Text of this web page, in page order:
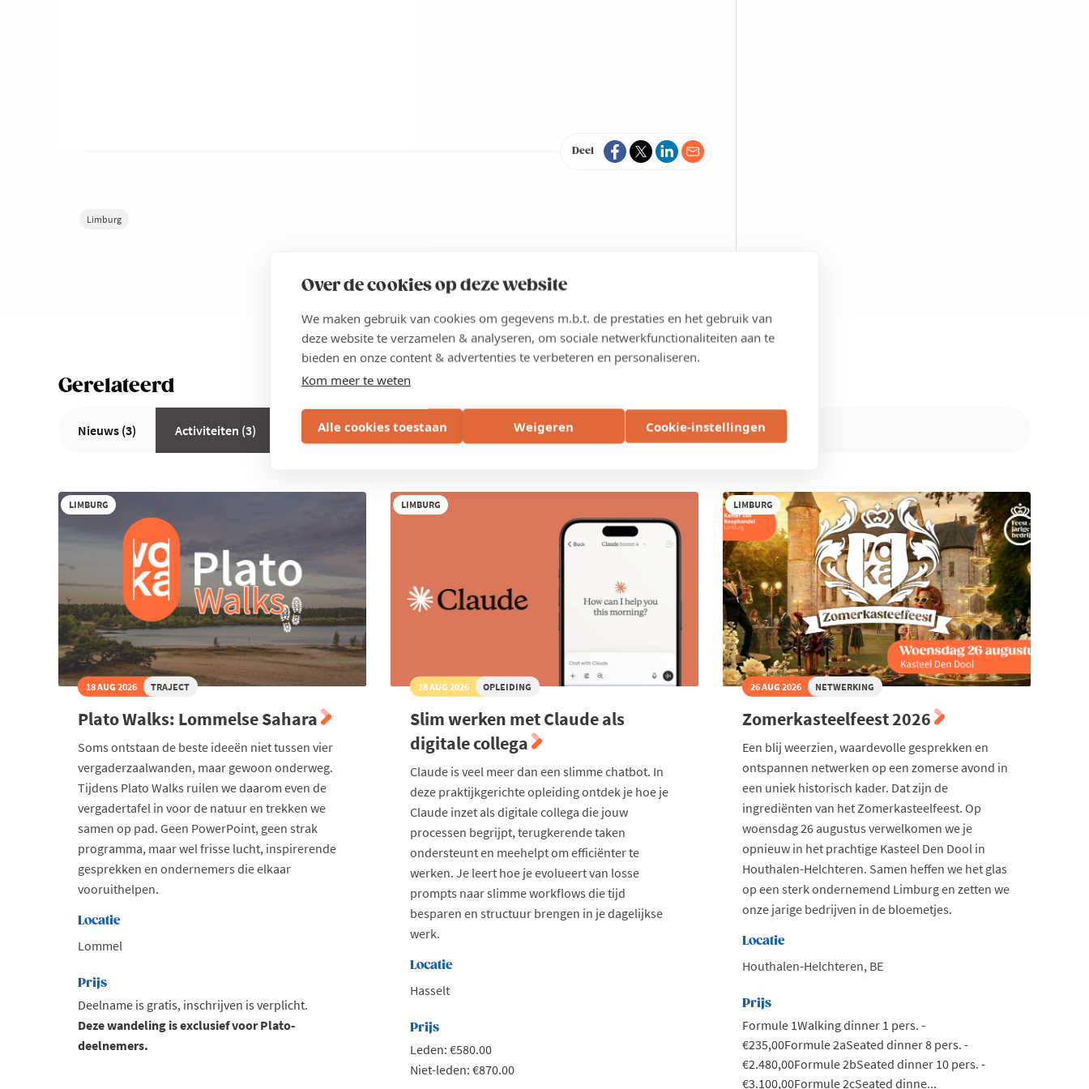
Over de cookies op deze website
We maken gebruik van cookies om gegevens m.b.t. de prestaties en het gebruik van
deze website te verzamelen & analyseren, om sociale netwerkfunctionaliteiten aan te
bieden en onze content & advertenties te verbeteren en personaliseren.
Kom meer te weten
Alle cookies toestaan Weigeren Cookie-instellingen
Deel
Limburg
Gerelateerd
Nieuws (3) Activiteiten (3)
LIMBURG
18 AUG 2026 TRAJECT
Plato Walks: Lommelse Sahara
Soms ontstaan de beste ideeën niet tussen vier
vergaderzaalwanden, maar gewoon onderweg.
Tijdens Plato Walks ruilen we daarom even de
vergadertafel in voor de natuur en trekken we
samen op pad. Geen PowerPoint, geen strak
programma, maar wel frisse lucht, inspirerende
gesprekken en ondernemers die elkaar
vooruithelpen.
Locatie
Lommel
Prijs
Deelname is gratis, inschrijven is verplicht.
Deze wandeling is exclusief voor Plato-
deelnemers.
LIMBURG
18 AUG 2026 OPLEIDING
Slim werken met Claude als
digitale collega
Claude is veel meer dan een slimme chatbot. In
deze praktijkgerichte opleiding ontdek je hoe je
Claude inzet als digitale collega die jouw
processen begrijpt, terugkerende taken
ondersteunt en meehelpt om efficiënter te
werken. Je leert hoe je evolueert van losse
prompts naar slimme workflows die tijd
besparen en structuur brengen in je dagelijkse
werk.
Locatie
Hasselt
Prijs
Leden: €580.00
Niet-leden: €870.00
LIMBURG
26 AUG 2026 NETWERKING
Zomerkasteelfeest 2026
Een blij weerzien, waardevolle gesprekken en
ontspannen netwerken op een zomerse avond in
een uniek historisch kader. Dat zijn de
ingrediënten van het Zomerkasteelfeest. Op
woensdag 26 augustus verwelkomen we je
opnieuw in het prachtige Kasteel Den Dool in
Houthalen-Helchteren. Samen heffen we het glas
op een sterk ondernemend Limburg en zetten we
onze jarige bedrijven in de bloemetjes.
Locatie
Houthalen-Helchteren, BE
Prijs
Formule 1Walking dinner 1 pers. -
€235,00Formule 2aSeated dinner 8 pers. -
€2.480,00Formule 2bSeated dinner 10 pers. -
€3.100,00Formule 2cSeated dinne...